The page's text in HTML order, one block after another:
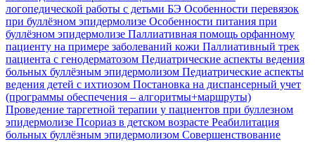
логопедической работы с детьми БЭ Особенности перевязок
при буллёзном эпидермолизе Особенности питания при
буллёзном эпидермолизе Паллиативная помощь орфанному
пациенту на примере заболеваний кожи Паллиативный трек
пациента с генодерматозом Педиатрические аспекты ведения
больных буллёзным эпидермолизом Педиатрические аспекты
ведения детей с ихтиозом Постановка на диспансерный учет
(программы обеспечения – алгоритмы+маршруты)
Проведение таргетной терапии у пациентов при буллезном
эпидермолизе Псориаз в детском возрасте Реабилитация
больных буллёзным эпидермолизом Совершенствование